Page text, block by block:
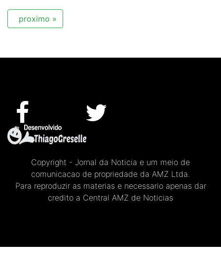
proximo »
Copyright - Jornal da Noticia e um meio de
comunicacao de propriedade da AMZ Ltda.
Para reproduzir as materias e necessario apenas dar
credito a Central AMZ de Noticias